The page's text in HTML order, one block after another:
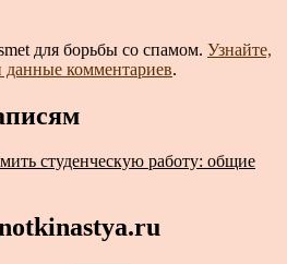
для борьбы со спамом. Узнайте,
данные комментариев.
студенческую работу: общие